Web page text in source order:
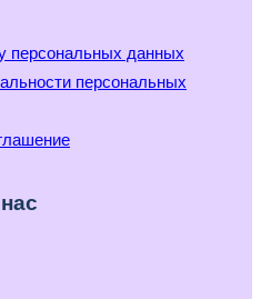
персональных данных
персональных